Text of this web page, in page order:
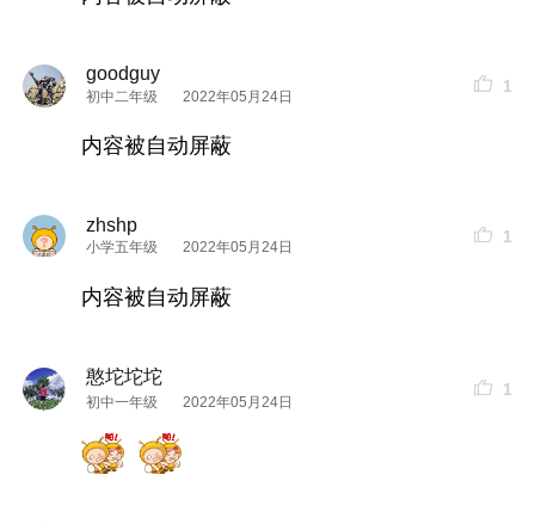
goodguy
初中二年级 2022年05月24日
1
内容被自动屏蔽
zhshp
小学五年级 2022年05月24日
1
内容被自动屏蔽
憨坨坨坨
初中一年级 2022年05月24日
1